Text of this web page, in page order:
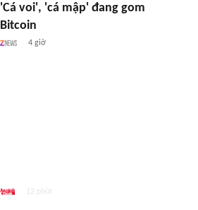
'Cá voi', 'cá mập' đang gom
Bitcoin
4 giờ
12 phút